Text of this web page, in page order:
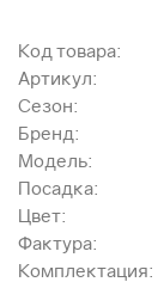
Код товара:
Артикул:
Сезон:
Бренд:
Модель:
Посадка:
Цвет:
Фактура:
Комплектация: